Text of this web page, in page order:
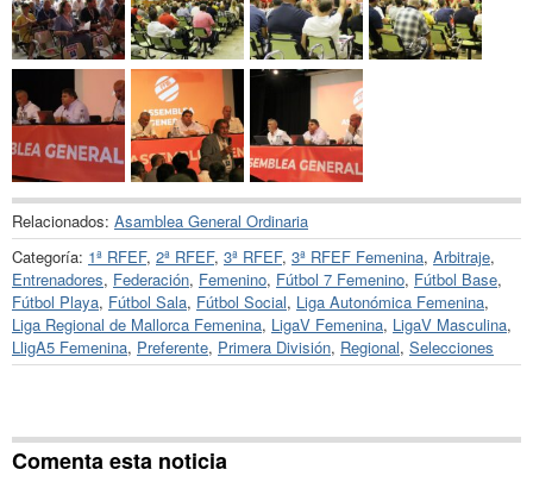
Relacionados: Asamblea General Ordinaria
Categoría: 1ª RFEF, 2ª RFEF, 3ª RFEF, 3ª RFEF Femenina, Arbitraje,
Entrenadores, Federación, Femenino, Fútbol 7 Femenino, Fútbol Base,
Fútbol Playa, Fútbol Sala, Fútbol Social, Liga Autonómica Femenina,
Liga Regional de Mallorca Femenina, LigaV Femenina, LigaV Masculina,
LligA5 Femenina, Preferente, Primera División, Regional, Selecciones
Comenta esta noticia